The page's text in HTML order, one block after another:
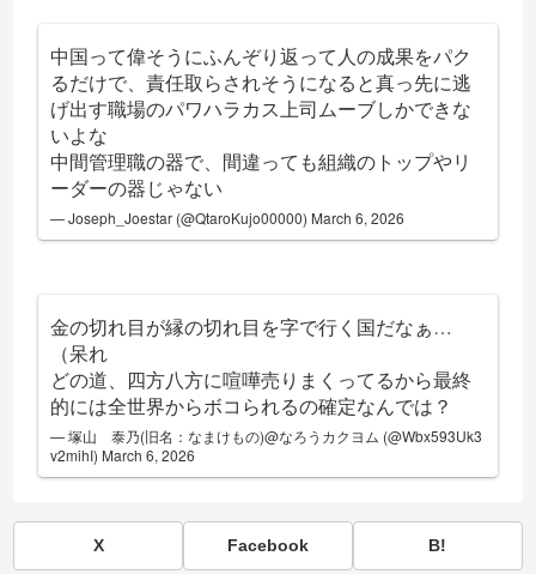
中国って偉そうにふんぞり返って人の成果をパク
るだけで、責任取らされそうになると真っ先に逃
げ出す職場のパワハラカス上司ムーブしかできな
いよな
中間管理職の器で、間違っても組織のトップやリ
ーダーの器じゃない
— Joseph_Joestar (@QtaroKujo00000) March 6, 2026
金の切れ目が縁の切れ目を字で行く国だなぁ…
（呆れ
どの道、四方八方に喧嘩売りまくってるから最終
的には全世界からボコられるの確定なんでは？
— 塚山 泰乃(旧名：なまけもの)@なろうカクヨム (@Wbx593Uk3
v2mihI) March 6, 2026
X Facebook B!